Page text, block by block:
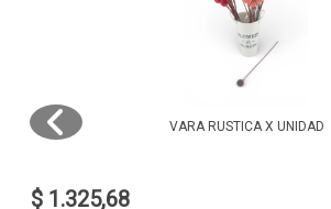
VARA RUSTICA X UNIDAD
$ 1.325,68